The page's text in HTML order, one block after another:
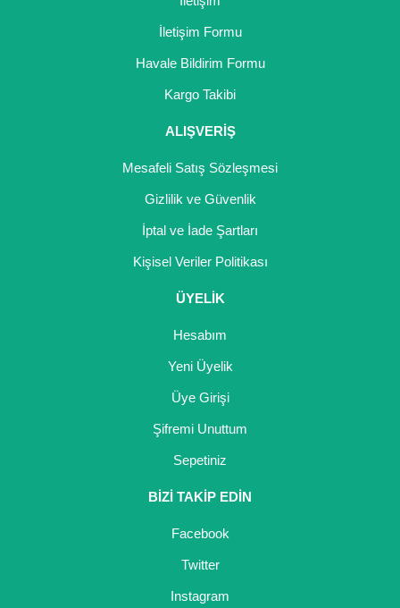
İletişim Formu
Havale Bildirim Formu
Kargo Takibi
ALIŞVERİŞ
Mesafeli Satış Sözleşmesi
Gizlilik ve Güvenlik
İptal ve İade Şartları
Kişisel Veriler Politikası
ÜYELİK
Hesabım
Yeni Üyelik
Üye Girişi
Şifremi Unuttum
Sepetiniz
BİZİ TAKİP EDİN
Facebook
Twitter
Instagram